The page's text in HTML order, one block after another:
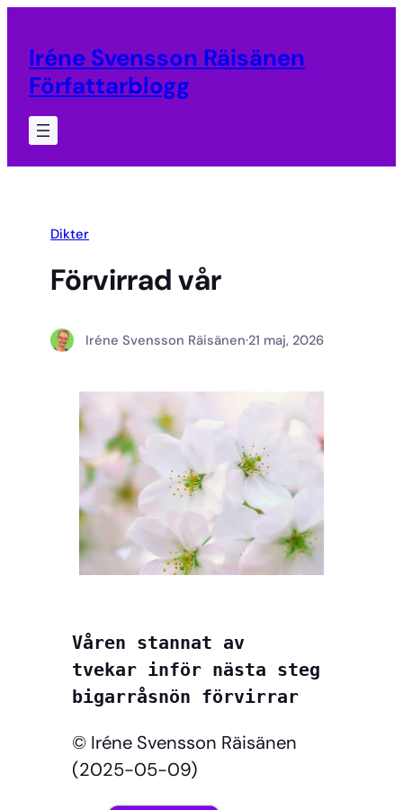
innehåll
Iréne Svensson Räisänen
Författarblogg
Dikter
Förvirrad vår
Iréne Svensson Räisänen·21 maj, 2026
Våren stannat av
tvekar inför nästa steg
bigarråsnön förvirrar
© Iréne Svensson Räisänen
(2025-05-09)